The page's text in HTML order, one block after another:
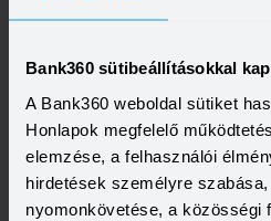
Bank360 sütibeállításokkal
A Bank360 weboldal sütiket
Honlapok megfelelő
elemzése, a felhasználói
hirdetések személyre szabása,
nyomonkövetése, a közösségi